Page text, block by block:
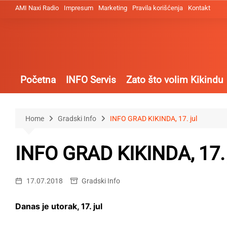
AMI Naxi Radio Impresum Marketing Pravila korišćenja Kontakt
Početna INFO Servis Zato što volim Kikindu
Home Gradski Info INFO GRAD KIKINDA, 17. jul
INFO GRAD KIKINDA, 17.
17.07.2018 Gradski Info
Danas je utorak, 17. jul